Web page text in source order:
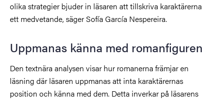
olika strategier bjuder in läsaren att tillskriva karaktärerna
ett medvetande, säger Sofía García Nespereira.
Uppmanas känna med romanfiguren
Den textnära analysen visar hur romanerna främjar en
läsning där läsaren uppmanas att inta karaktärernas
position och känna med dem. Detta inverkar på läsarens